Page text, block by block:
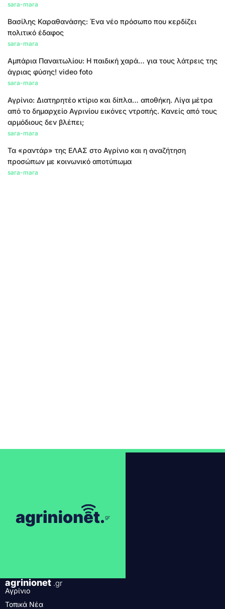
sara-mara
Βασίλης Καραθανάσης: Ένα νέο πρόσωπο που κερδίζει
πολιτικό έδαφος
sara-mara
Αμπάρια Παναιτωλίου: Η παιδική χαρά… για τους λάτρεις της
άγριας φύσης! video foto
sara-mara
Αγρίνιο: Διατηρητέο κτίριο και δίπλα… αποθήκη. Λίγα μέτρα
από το δημαρχείο Αγρινίου εικόνες ντροπής. Κανείς από τους
αρμόδιους δεν βλέπει;
sara-mara
Τα «ραντάρ» της ΕΛΑΣ στο Αγρίνιο και η αναζήτηση
προσώπων με κοινωνικό αποτύπωμα
sara-mara
agrinionet .gr
Αγρίνιο
Τοπικά Νέα